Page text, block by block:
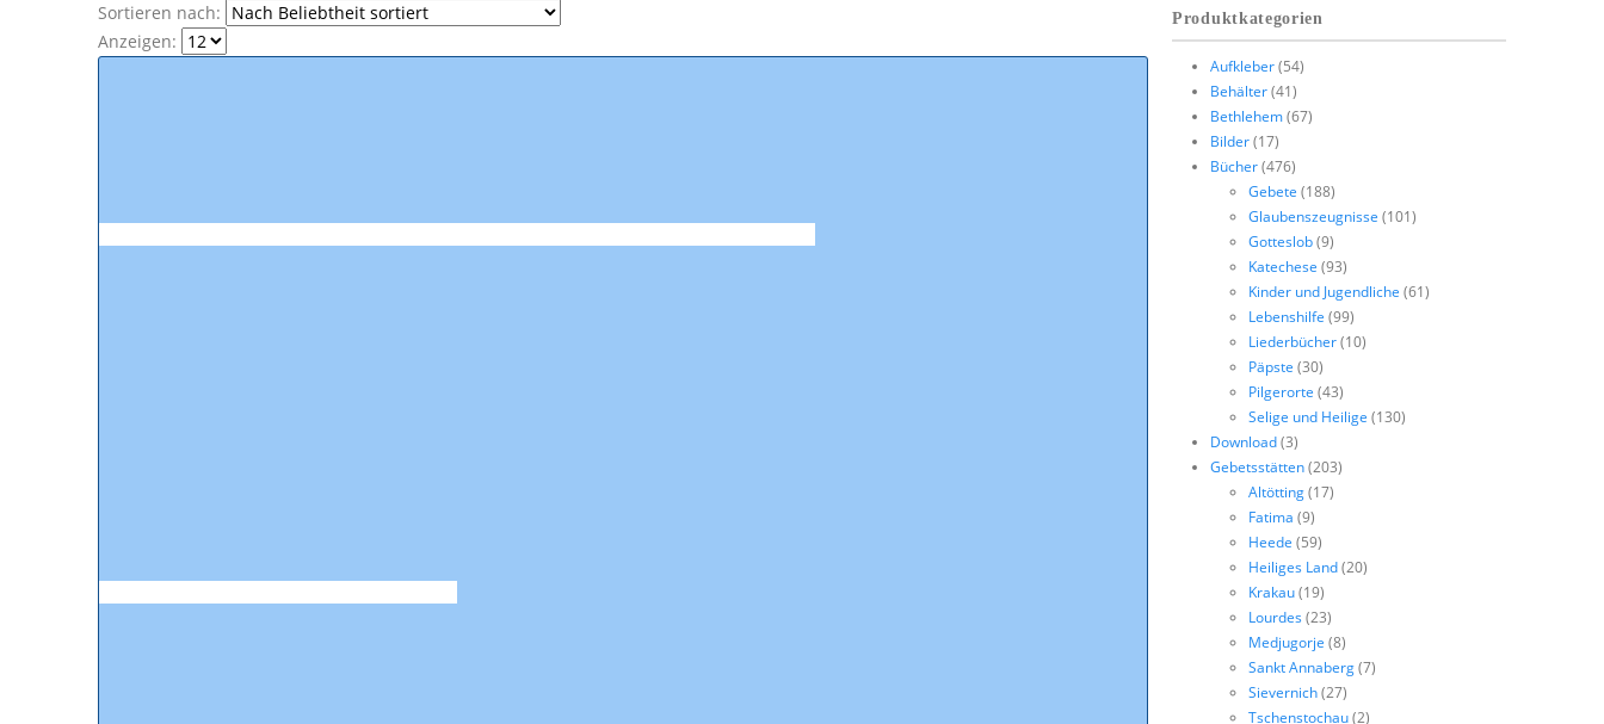
Sortieren nach:
Anzeigen:
Produktkategorien
Aufkleber(54)
Behälter(41)
Bethlehem(67)
Bilder(17)
Bücher(476)
Gebete (188)
Glaubenszeugnisse (101)
Gotteslob(9)
Katechese (93)
Kinder und Jugendliche (61)
Lebenshilfe (99)
Liederbücher(10)
Päpste (30)
Pilgerorte (43)
Selige und Heilige (130)
Download(3)
Gebetsstätten(203)
Altötting(17)
Fatima (9)
Heede (59)
Heiliges Land(20)
Krakau(19)
Lourdes(23)
Medjugorje (8)
Sankt Annaberg(7)
Sievernich(27)
Tschenstochau(2)